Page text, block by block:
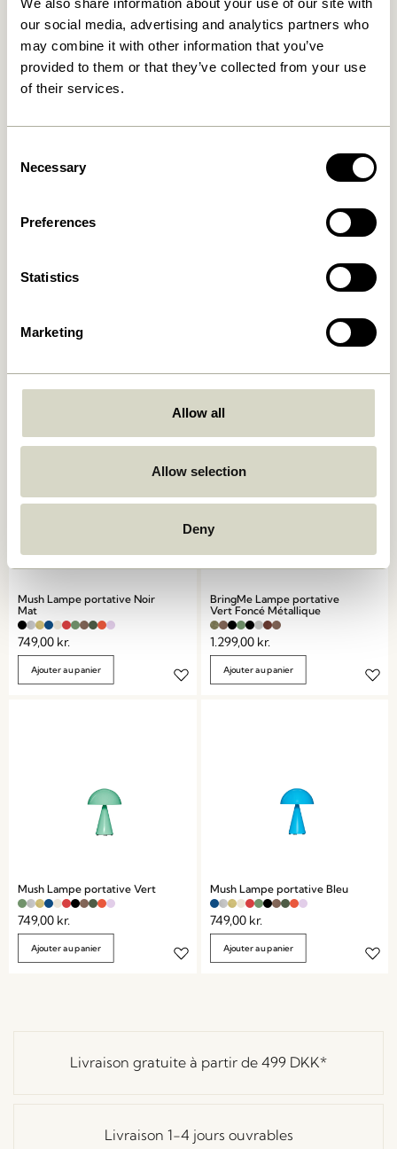
We also share information about your use of our site with
our social media, advertising and analytics partners who
may combine it with other information that you’ve
provided to them or that they’ve collected from your use
of their services.
Selection
Necessary
Preferences
Statistics
Marketing
Allow all
Allow selection
Deny
Produits similaires
Mush Lampe portative Noir
Mat
749,00 kr.
Ajouter au panier
BringMe Lampe portative
Vert Foncé Métallique
1.299,00 kr.
Ajouter au panier
Mush Lampe portative Vert
749,00 kr.
Ajouter au panier
Mush Lampe portative Bleu
749,00 kr.
Ajouter au panier
Livraison gratuite à partir de 499 DKK*
Livraison 1-4 jours ouvrables